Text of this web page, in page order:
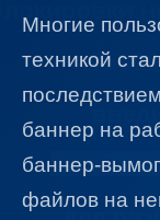
Многие
техникой
баннер на
баннер-
файлов на